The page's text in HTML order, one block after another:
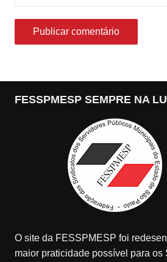
FESSPMESP SEMPRE NA
O site da FESSPMESP foi
maior praticidade possível para